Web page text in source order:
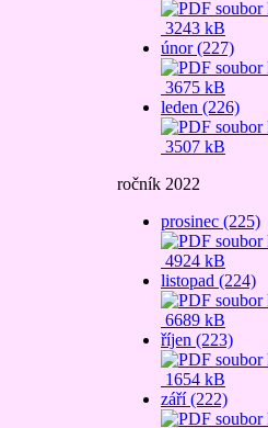
3243 kB
únor (227)
3675 kB
leden (226)
3507 kB
ročník 2022
prosinec (225)
4924 kB
listopad (224)
6689 kB
říjen (223)
1654 kB
září (222)